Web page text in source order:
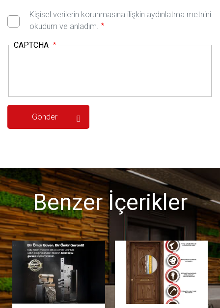
Kişisel verilerin korunmasına ilişkin aydınlatma metnini
okudum ve anladım.
CAPTCHA
Benzer İçerikler